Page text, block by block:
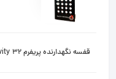
قفسه نگهدارنده پریفرم 32 cavity